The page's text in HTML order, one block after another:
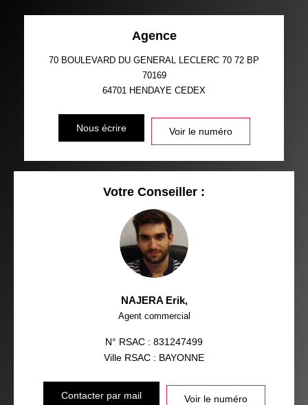
Agence
70 BOULEVARD DU GENERAL LECLERC 70 72 BP
70169
64701 HENDAYE CEDEX
Nous écrire Voir le numéro
Votre Conseiller :
NAJERA Erik,
Agent commercial
N° RSAC : 831247499
Ville RSAC : BAYONNE
Contacter par mail Voir le numéro